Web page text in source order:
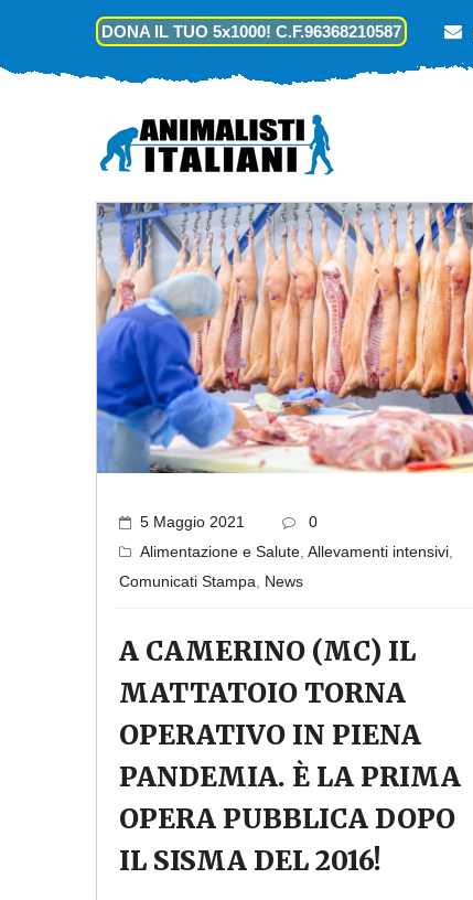
DONA IL TUO 5x1000! C.F.96368210587
5 Maggio 2021
0
Alimentazione e Salute Allevamenti intensivi
Comunicati Stampa
News
A CAMERINO (MC) IL
MATTATOIO TORNA
OPERATIVO IN PIENA
PANDEMIA. È LA PRIMA
OPERA PUBBLICA DOPO
IL SISMA DEL 2016!